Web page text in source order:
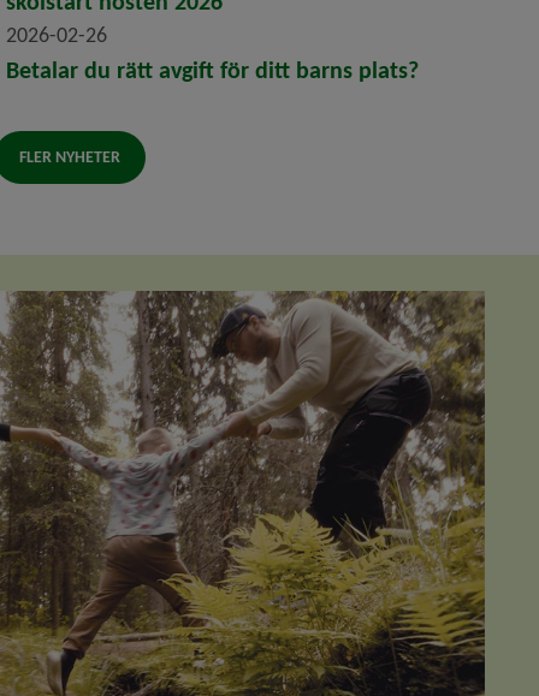
2026-02-26
Betalar du rätt avgift för ditt barns plats?
FLER NYHETER